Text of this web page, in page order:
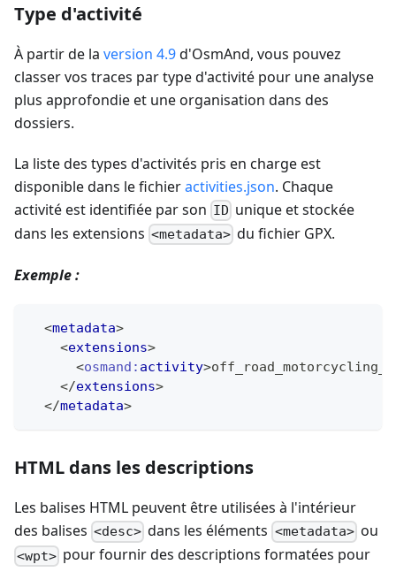
Type d'activité
À partir de la version 4.9d'OsmAnd, vous pouvez
classer vos traces par type d'activité pour une analyse
plus approfondie et une organisation dans des
dossiers.
La liste des types d'activités pris en charge est
disponible dans le fichieractivities.json. Chaque
activité est identifiée par son ID unique et stockée
dans les extensions <metadata> du fichier GPX.
Exemple :
<metadata>
<extensions>
<osmand: activity>
</extensions>
</metadata>
HTML dans les descriptions
Les balises HTML peuvent être utilisées à l'intérieur
des balises <desc> dans les éléments <metadata>ou
<wpt> pour fournir des descriptions formatées pour